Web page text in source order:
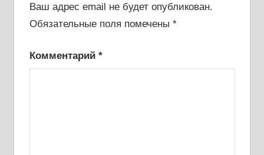
Ваш адрес email не будет опубликован.
Обязательные поля помечены *
Комментарий *